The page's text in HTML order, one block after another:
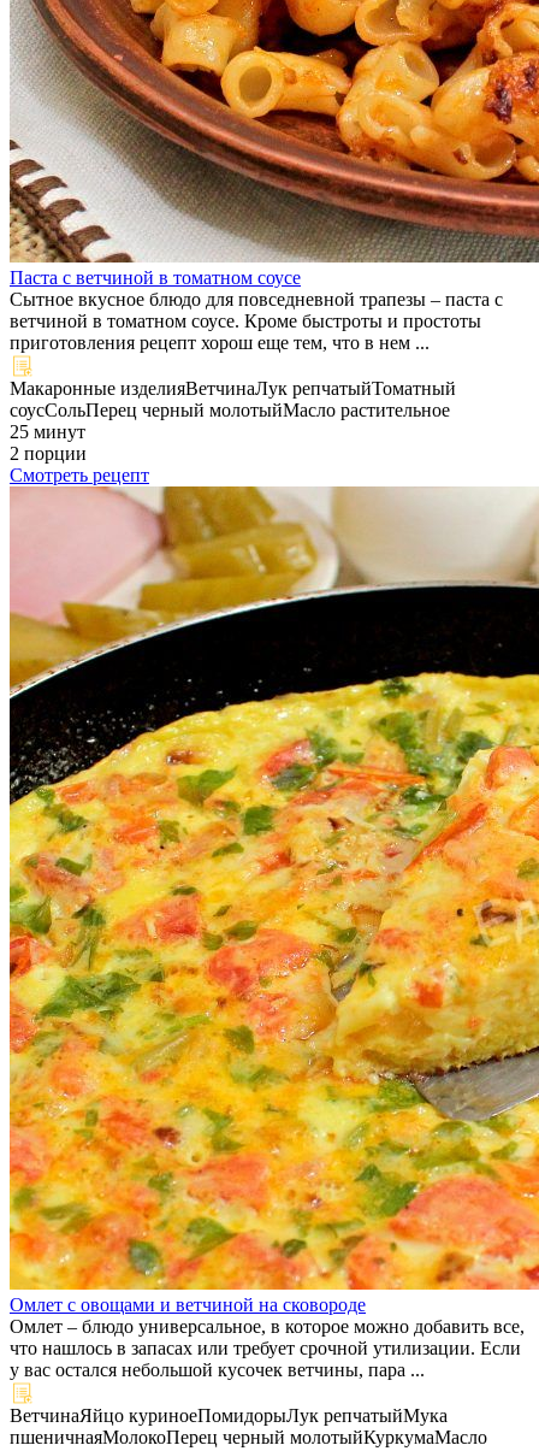
Паста с ветчиной в томатном соусе
Сытное вкусное блюдо для повседневной трапезы – паста с
ветчиной в томатном соусе. Кроме быстроты и простоты
приготовления рецепт хорош еще тем, что в нем ...
Макаронные изделияВетчинаЛук репчатыйТоматный
соусСольПерец черный молотыйМасло растительное
25 минут
2 порции
Смотреть рецепт
Омлет с овощами и ветчиной на сковороде
Омлет – блюдо универсальное, в которое можно добавить все,
что нашлось в запасах или требует срочной утилизации. Если
у вас остался небольшой кусочек ветчины, пара ...
ВетчинаЯйцо куриноеПомидорыЛук репчатыйМука
пшеничнаяМолокоПерец черный молотыйКуркумаМасло